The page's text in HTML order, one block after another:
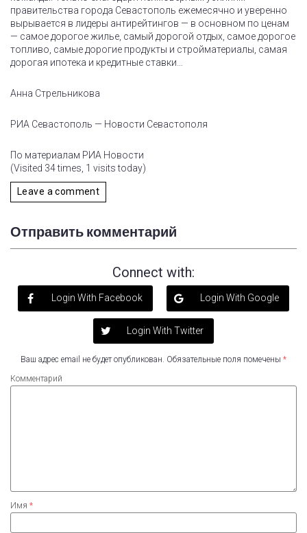
правительства города Севастополь ежемесячно и уверенно
вырывается в лидеры антирейтингов — в основном по ценам
— самое дорогое жилье, самый дорогой отдых, самое дорогое
топливо, самые дорогие продукты и стройматериалы, самая
дорогая ипотека и кредитные ставки…
Анна Стрельникова
РИА Севастополь — Новости Севастополя
По материалам РИА Новости
(Visited 34 times, 1 visits today)
Leave a comment
Отправить комментарий
Connect with:
Login With Facebook Login With Google
Login With Twitter
Ваш адрес email не будет опубликован. Обязательные поля помечены *
Комментарий
Имя *